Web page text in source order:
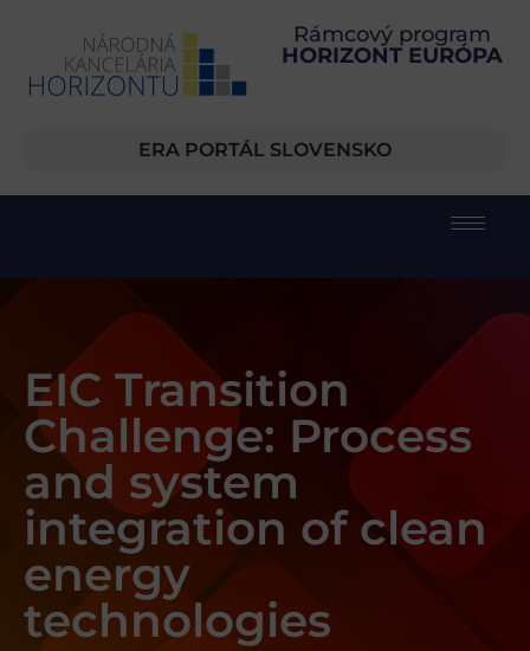
Rámcový program
HORIZONT EURÓPA
ERA PORTÁL SLOVENSKO
EIC Transition
Challenge: Process
and system
integration of clean
energy
technologies